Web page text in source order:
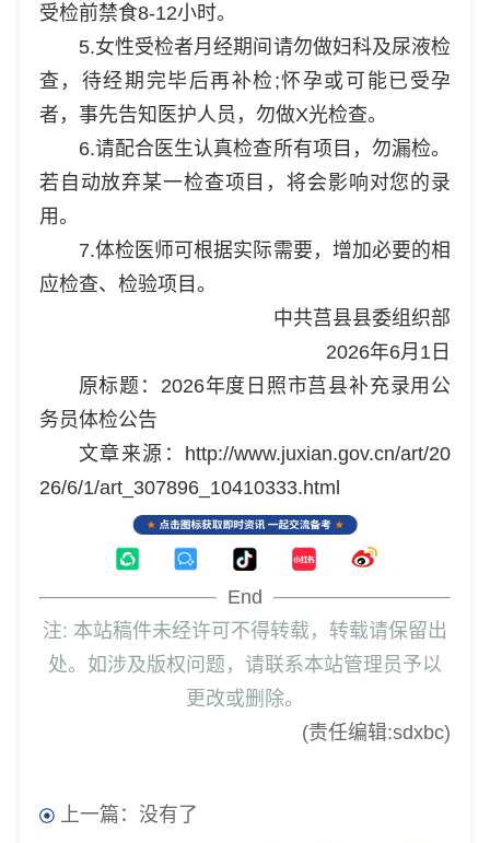
受检前禁食8-12小时。
5.女性受检者月经期间请勿做妇科及尿液检
查，待经期完毕后再补检;怀孕或可能已受孕
者，事先告知医护人员，勿做X光检查。
6.请配合医生认真检查所有项目，勿漏检。
若自动放弃某一检查项目，将会影响对您的录
用。
7.体检医师可根据实际需要，增加必要的相
应检查、检验项目。
中共莒县县委组织部
2026年6月1日
原标题：2026年度日照市莒县补充录用公
务员体检公告
文章来源：http://www.juxian.gov.cn/art/20
26/6/1/art_307896_10410333.html
End
注: 本站稿件未经许可不得转载，转载请保留出
处。如涉及版权问题，请联系本站管理员予以
更改或删除。
(责任编辑:sdxbc)
上一篇：没有了